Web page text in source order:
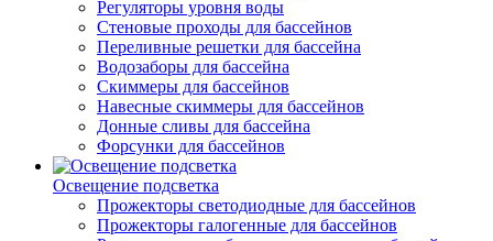
Регуляторы уровня воды
Стеновые проходы для бассейнов
Переливные решетки для бассейна
Водозаборы для бассейна
Скиммеры для бассейнов
Навесные скиммеры для бассейнов
Донные сливы для бассейна
Форсунки для бассейнов
Освещение подсветка
Прожекторы светодиодные для бассейнов
Прожекторы галогенные для бассейнов